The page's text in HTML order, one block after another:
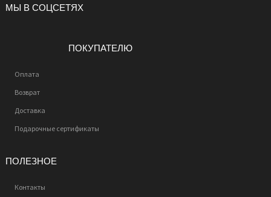
МЫ В СОЦСЕТЯХ
ПОКУПАТЕЛЮ
Оплата
Возврат
Доставка
Подарочные сертификаты
ПОЛЕЗНОЕ
Контакты